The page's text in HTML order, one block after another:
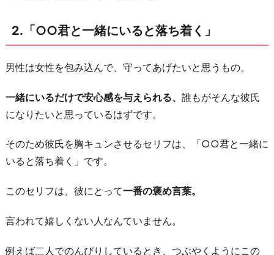
だ
よ？」
5.
「ま
帰
り
く
な
な…」
2.「○○君と一緒にいると落ち着く」
男性は女性を包み込んで、守ってあげたいと思うもの。
一緒にいるだけで安心感を与えられる、 誰もがそんな彼氏
になりたいと思っているはずです。
そのため彼氏を胸キュンさせるセリフは、「○○君と一緒に
いると落ち着く」です。
このセリフは、彼にとって一番の褒め言葉。
言われて嬉しくない人なんていません。
例えば二人でのんびりしているとき、つぶやくようにこの